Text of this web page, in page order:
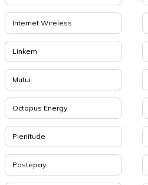
Internet Wireless
Linkem
Mutui
Octopus Energy
Plenitude
Postepay